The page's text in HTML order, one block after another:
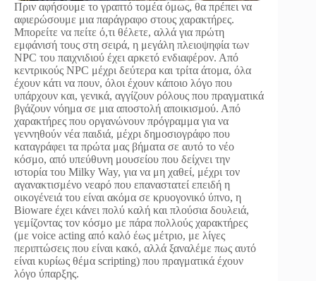
Πριν αφήσουμε το γραπτό τομέα όμως, θα πρέπει να
αφιερώσουμε μια παράγραφο στους χαρακτήρες.
Μπορείτε να πείτε ό,τι θέλετε, αλλά για πρώτη
εμφάνισή τους στη σειρά, η μεγάλη πλειοψηφία των
NPC του παιχνιδιού έχει αρκετό ενδιαφέρον. Από
κεντρικούς NPC μέχρι δεύτερα και τρίτα άτομα, όλα
έχουν κάτι να πουν, όλοι έχουν κάποιο λόγο που
υπάρχουν και, γενικά, αγγίζουν ρόλους που πραγματικά
βγάζουν νόημα σε μια αποστολή αποικισμού. Από
χαρακτήρες που οργανώνουν πρόγραμμα για να
γεννηθούν νέα παιδιά, μέχρι δημοσιογράφο που
καταγράφει τα πρώτα μας βήματα σε αυτό το νέο
κόσμο, από υπεύθυνη μουσείου που δείχνει την
ιστορία του Milky Way, για να μη χαθεί, μέχρι τον
αγανακτισμένο νεαρό που επαναστατεί επειδή η
οικογένειά του είναι ακόμα σε κρυογονικό ύπνο, η
Bioware έχει κάνει πολύ καλή και πλούσια δουλειά,
γεμίζοντας τον κόσμο με πάρα πολλούς χαρακτήρες
(με voice acting από καλό έως μέτριο, με λίγες
περιπτώσεις που είναι κακό, αλλά ξαναλέμε πως αυτό
είναι κυρίως θέμα scripting) που πραγματικά έχουν
λόγο ύπαρξης.